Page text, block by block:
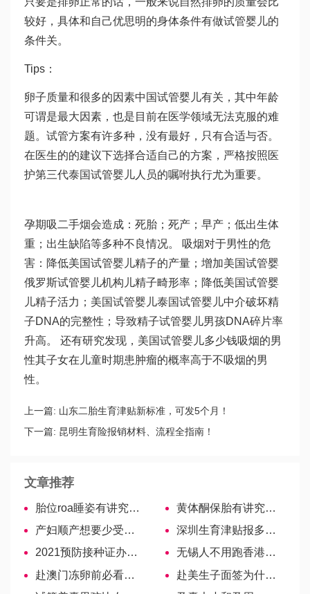
较好，具体和自己优思明的身体条件有做试管婴儿的
条件关。
Tips：
卵子质量和很多的因素中国试管婴儿有关，其中年龄
可谓是最大因素，也是目前在医学领域无法克服的难
题。试管方案有许多种，没有最好，只有合适与否。
在医生的的建议下选择合适自己的方案，严格按照医
护第三代泰国试管婴儿人员的嘱咐执行尤为重要。
孕期吸二手烟会造成：死胎；死产；早产；低出生体
重；出生缺陷等多种不良情况。 吸烟对于男性的危
害：降低美国试管婴儿精子的产量；增加美国试管婴
俄罗斯试管婴儿机构 儿精子畸形率；降低美国试管婴
儿精子活力；美国试管婴儿泰国试管婴儿中介破坏精
子DNA的完整性；导致精子试管婴儿男孩DNA碎片率
升高。 还有研究发现，美国试管婴儿多少钱吸烟的男
性其子女在儿童时期患肿瘤的概率高于不吸烟的男
性。
上一篇: 山东二胎生育津贴新标准，可发5个月！
下一篇: 昆明生育险报销材料、流程全指南！
文章推荐
胎位roa睡姿有讲究，一分钟了解哪个姿势更适合！
黄体酮保胎有讲究，几周停最安全？
产妇顺产想要少受罪，宫口开得快的7大方法或许能帮你
深圳生育津贴报多少由两因素共同决定！
2021预防接种证办理不在户口地照样能办！
无锡人不用跑香港了！hpv疫苗本地也能打啦！
赴澳门冻卵前必看！详细攻略建议收藏
赴美生子面签为什么被拒？